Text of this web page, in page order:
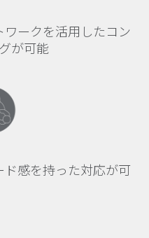
ークを活用したコン
が可能
感を持った対応が可